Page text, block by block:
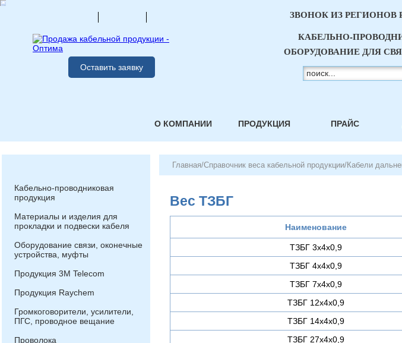
Оставить заявку
ЗВОНОК ИЗ РЕГИОНОВ
КАБЕЛЬНО-
ОБОРУДОВАНИЕ ДЛЯ
О КОМПАНИИ ПРОДУКЦИЯ ПРАЙС
Кабельно-проводниковая
продукция
Материалы и изделия для
прокладки и подвески кабеля
Оборудование связи, оконечные
устройства, муфты
Продукция 3М Telecom
Продукция Raychem
Громкоговорители, усилители,
ПГС, проводное вещание
Проволока
Главная/Справочник веса кабельной продукции/Кабели
Вес ТЗБГ
Наименование
ТЗБГ 3х4х0,9
ТЗБГ 4х4х0,9
ТЗБГ 7х4х0,9
ТЗБГ 12х4х0,9
ТЗБГ 14х4х0,9
ТЗБГ 27х4х0,9